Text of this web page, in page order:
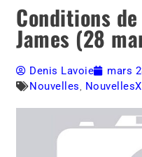
Conditions
James (28
Denis Lavoie mars
Nouvelles, NouvellesX